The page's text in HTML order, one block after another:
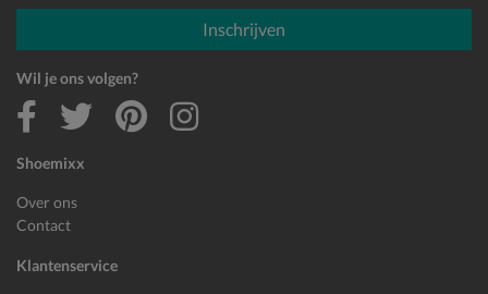
Shoemixx
Over ons
Contact
Klantenservice
E-mailadres
Inschrijven
Wil je ons volgen?